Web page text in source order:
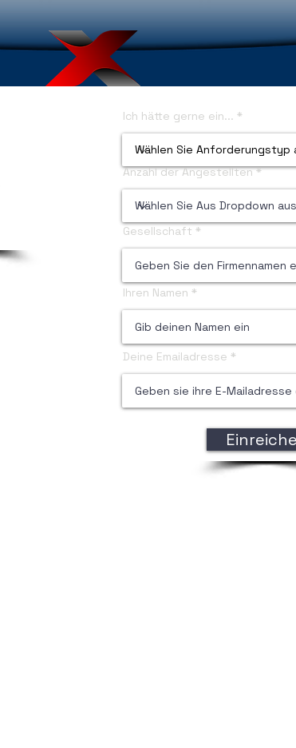
Ich hätte gerne ein...
Anzahl der Angestellten
Gesellschaft
Ihren Namen
Deine Emailadresse